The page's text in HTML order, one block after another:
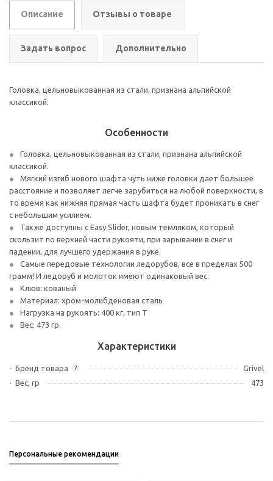
Описание Отзывы о товаре
Задать вопрос Дополнительно
Головка, цельновыкованная из стали, признана альпийской
классикой.
Особенности
Головка, цельновыкованная из стали, признана альпийской
классикой.
Мягкий изгиб нового шафта чуть ниже головки дает большее
расстояние и позволяет легче зарубиться на любой поверхности, в
то время как нижняя прямая часть шафта будет проникать в снег
с небольшим усилием.
Также доступны с Easy Slider, новым темляком, который
скользит по верхней части рукояти, при зарывании в снег и
падении, для лучшего удержания в руке.
Самые передовые технологии ледорубов, все в пределах 500
грамм! И ледоруб и молоток имеют одинаковый вес.
Клюв: кованый
Материал: хром-молибденовая сталь
Нагрузка на рукоять: 400 кг, тип Т
Вес: 473 гр.
Характеристики
?
Бренд товара
Grivel
Вес, гр
473
Персональные рекомендации